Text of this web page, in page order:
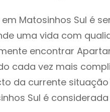
em Matosinhos Sul é
uma vida com
encontrar
cada vez mais
da currente
Sul é